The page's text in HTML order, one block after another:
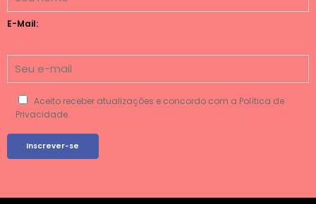
E-Mail:
Aceito receber atualizações e concordo com a Política de
Privacidade.